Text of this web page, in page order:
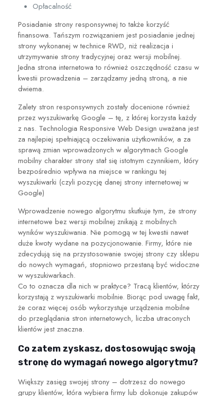
Opłacalność
Posiadanie strony responsywnej to także korzyść
finansowa. Tańszym rozwiązaniem jest posiadanie jednej
strony wykonanej w technice RWD, niż realizacja i
utrzymywanie strony tradycyjnej oraz wersji mobilnej.
Jedna strona internetowa to również oszczędność czasu w
kwestii prowadzenia – zarządzamy jedną stroną, a nie
dwiema.
Zalety stron responsywnych zostały docenione również
przez wyszukiwarkę Google – tę, z której korzysta każdy
z nas. Technologia Responsive Web Design uważana jest
za najlepiej spełniającą oczekiwania użytkowników, a za
sprawą zmian wprowadzonych w algorytmach Google
mobilny charakter strony stał się istotnym czynnikiem, który
bezpośrednio wpływa na miejsce w rankingu tej
wyszukiwarki (czyli pozycję danej strony internetowej w
Google)
Wprowadzenie nowego algorytmu skutkuje tym, że strony
internetowe bez wersji mobilnej znikają z mobilnych
wyników wyszukiwania. Nie pomogą w tej kwestii nawet
duże kwoty wydane na pozycjonowanie. Firmy, które nie
zdecydują się na przystosowanie swojej strony czy sklepu
do nowych wymagań, stopniowo przestaną być widoczne
w wyszukiwarkach.
Co to oznacza dla nich w praktyce? Tracą klientów, którzy
korzystają z wyszukiwarki mobilnie. Biorąc pod uwagę fakt,
że coraz więcej osób wykorzystuje urządzenia mobilne
do przeglądania stron internetowych, liczba utraconych
klientów jest znaczna.
Co zatem zyskasz, dostosowując swoją
stronę do wymagań nowego algorytmu?
Większy zasięg swojej strony – dotrzesz do nowego
grupy klientów, która wybiera firmy lub dokonuje zakupów